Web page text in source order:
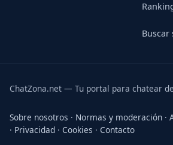
Buscar
ChatZona.net — Tu portal para chatear
Sobre nosotros · Normas y moderación ·
· Privacidad · Cookies · Contacto